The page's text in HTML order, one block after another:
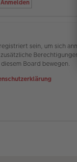
sein, um sich
Board bewegen.